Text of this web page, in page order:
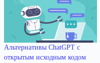
Альтернативы ChatGPT с
открытым исходным кодом